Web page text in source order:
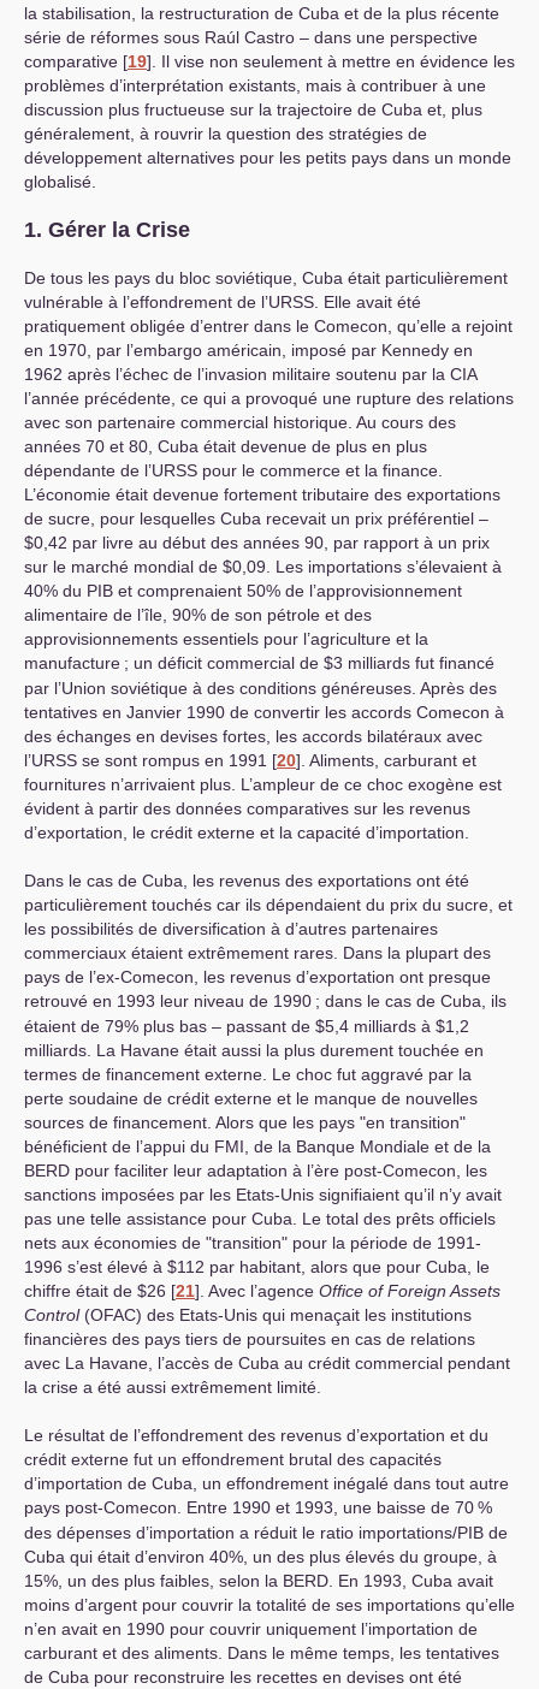
la stabilisation, la restructuration de Cuba et de la plus récente
série de réformes sous Raúl Castro – dans une perspective
comparative [19] . Il vise non seulement à mettre en évidence les
problèmes d’interprétation existants, mais à contribuer à une
discussion plus fructueuse sur la trajectoire de Cuba et, plus
généralement, à rouvrir la question des stratégies de
développement alternatives pour les petits pays dans un monde
globalisé.
1. Gérer la Crise
De tous les pays du bloc soviétique, Cuba était particulièrement
vulnérable à l’effondrement de l’URSS . Elle avait été
pratiquement obligée d’entrer dans le Comecon, qu’elle a rejoint
en 1970, par l’embargo américain, imposé par Kennedy en
1962 après l’échec de l’invasion militaire soutenu par la CIA
l’année précédente, ce qui a provoqué une rupture des relations
avec son partenaire commercial historique. Au cours des
années 70 et 80, Cuba était devenue de plus en plus
dépendante de l’URSS pour le commerce et la finance.
L’économie était devenue fortement tributaire des exportations
de sucre, pour lesquelles Cuba recevait un prix préférentiel –
$0,42 par livre au début des années 90, par rapport à un prix
sur le marché mondial de $0,09. Les importations s’élevaient à
40% du PIB et comprenaient 50% de l’approvisionnement
alimentaire de l’île, 90% de son pétrole et des
approvisionnements essentiels pour l’agriculture et la
manufacture ; un déficit commercial de $3 milliards fut financé
par l’Union soviétique à des conditions généreuses. Après des
tentatives en Janvier 1990 de convertir les accords Comecon à
des échanges en devises fortes, les accords bilatéraux avec
l’URSS se sont rompus en 1991 [20] . Aliments, carburant et
fournitures n’arrivaient plus. L’ampleur de ce choc exogène est
évident à partir des données comparatives sur les revenus
d’exportation, le crédit externe et la capacité d’importation.
Dans le cas de Cuba, les revenus des exportations ont été
particulièrement touchés car ils dépendaient du prix du sucre, et
les possibilités de diversification à d’autres partenaires
commerciaux étaient extrêmement rares. Dans la plupart des
pays de l’ex-Comecon, les revenus d’exportation ont presque
retrouvé en 1993 leur niveau de 1990 ; dans le cas de Cuba, ils
étaient de 79% plus bas – passant de $5,4 milliards à $1,2
milliards. La Havane était aussi la plus durement touchée en
termes de financement externe. Le choc fut aggravé par la
perte soudaine de crédit externe et le manque de nouvelles
sources de financement. Alors que les pays "en transition"
bénéficient de l’appui du FMI , de la Banque Mondiale et de la
BERD pour faciliter leur adaptation à l’ère post-Comecon, les
sanctions imposées par les Etats-Unis signifiaient qu’il n’y avait
pas une telle assistance pour Cuba. Le total des prêts officiels
nets aux économies de "transition" pour la période de 1991-
1996 s’est élevé à $112 par habitant, alors que pour Cuba, le
chiffre était de $26 [21] . Avec l’agence Office of Foreign Assets
Control(OFAC) des Etats-Unis qui menaçait les institutions
financières des pays tiers de poursuites en cas de relations
avec La Havane, l’accès de Cuba au crédit commercial pendant
la crise a été aussi extrêmement limité.
Le résultat de l’effondrement des revenus d’exportation et du
crédit externe fut un effondrement brutal des capacités
d’importation de Cuba, un effondrement inégalé dans tout autre
pays post-Comecon. Entre 1990 et 1993, une baisse de 70%
des dépenses d’importation a réduit le ratio importations/PIB de
Cuba qui était d’environ 40%, un des plus élevés du groupe, à
15%, un des plus faibles, selon la BERD . En 1993, Cuba avait
moins d’argent pour couvrir la totalité de ses importations qu’elle
n’en avait en 1990 pour couvrir uniquement l’importation de
carburant et des aliments. Dans le même temps, les tentatives
de Cuba pour reconstruire les recettes en devises ont été